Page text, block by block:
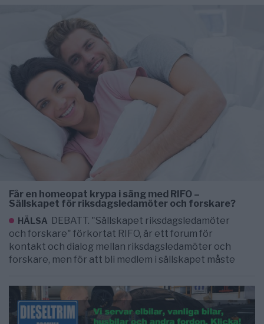
Får en homeopat krypa i säng med RIFO –
Sällskapet för riksdagsledamöter och forskare?
HÄLSA DEBATT. "Sällskapet riksdagsledamöter
och forskare" förkortat RIFO, är ett forum för
kontakt och dialog mellan riksdagsledamöter och
forskare, men för att bli medlem i sällskapet måste